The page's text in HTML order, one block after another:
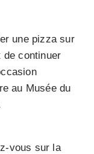
une pizza sur
de continuer
au Musée du
vous sur la